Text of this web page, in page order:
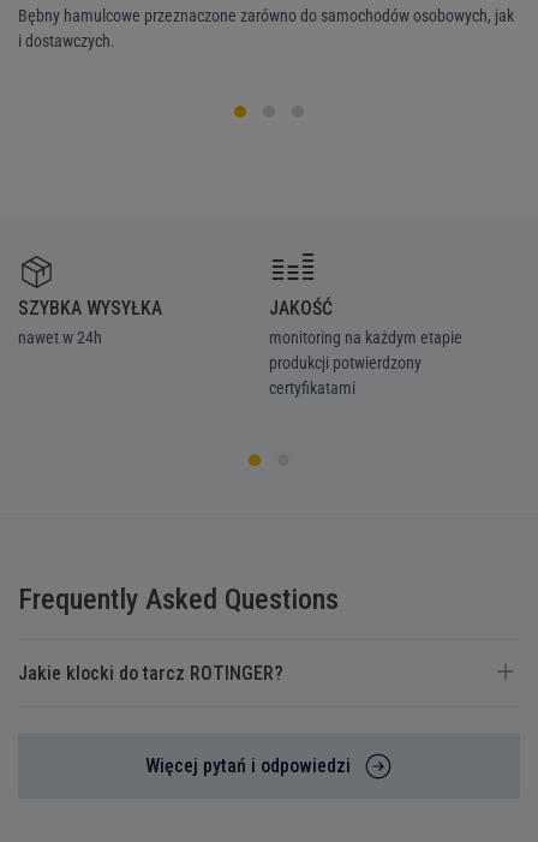
Bębny hamulcowe przeznaczone zarówno do samochodów osobowych, jak
i dostawczych.
SZYBKA WYSYŁKA
nawet w 24h
JAKOŚĆ
monitoring na każdym etapie
produkcji potwierdzony
certyfikatami
Frequently Asked Questions
Jakie klocki do tarcz ROTINGER?
Więcej pytań i odpowiedzi